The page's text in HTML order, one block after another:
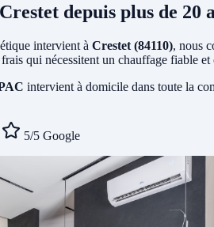
depuis plus de 20
intervient à Crestet (84110), nous
qui nécessitent un chauffage fiable
intervient à domicile dans toute la
5/5 Google